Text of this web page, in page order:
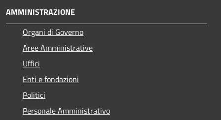
AMMINISTRAZIONE
Organi di Governo
Aree Amministrative
Uffici
Enti e fondazioni
Politici
Personale Amministrativo